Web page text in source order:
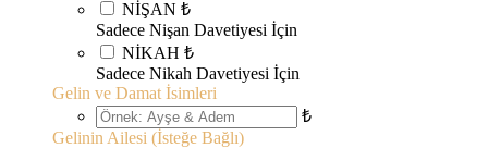
NİŞAN ₺
Sadece Nişan Davetiyesi İçin
NİKAH ₺
Sadece Nikah Davetiyesi İçin
Gelin ve Damat İsimleri
₺
Gelinin Ailesi (İsteğe Bağlı)